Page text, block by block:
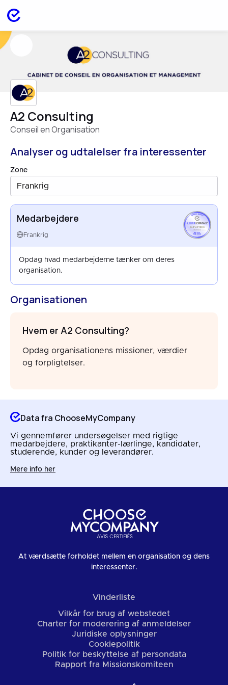
A2 Consulting
Conseil en Organisation
Analyser og udtalelser fra interessenter
Zone
Frankrig
Medarbejdere
Frankrig
EMPLOYEES
FRANCE
FEB 2026
Opdag hvad medarbejderne tænker om deres
organisation.
Organisationen
Hvem er A2 Consulting?
Opdag organisationens missioner, værdier
og forpligtelser.
Data fra ChooseMyCompany
Vi gennemfører undersøgelser med rigtige
medarbejdere, praktikanter-lærlinge, kandidater,
studerende, kunder og leverandører.
Mere info her
At værdsætte forholdet mellem en organisation og dens
interessenter.
Vinderliste
Vilkår for brug af webstedet
Charter for moderering af anmeldelser
Juridiske oplysninger
Cookiepolitik
Politik for beskyttelse af persondata
Rapport fra Missionskomiteen